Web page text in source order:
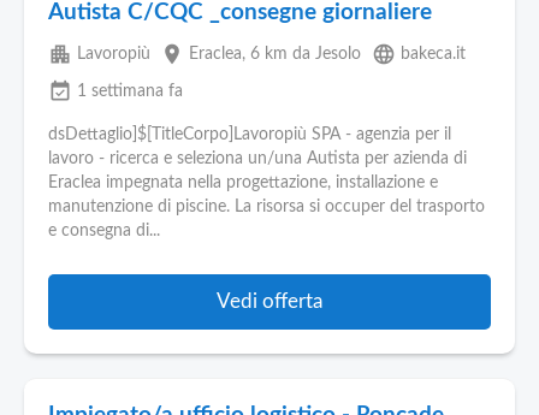
Autista C/CQC _consegne giornaliere
apartment Lavoropiù place Eraclea, 6 km da Jesolo language bakeca.it
event_available 1 settimana fa
dsDettaglio]$[TitleCorpo]Lavoropiù SPA - agenzia per il
lavoro - ricerca e seleziona un/una Autista per azienda di
Eraclea impegnata nella progettazione, installazione e
manutenzione di piscine. La risorsa si occuper del trasporto
e consegna di...
Vedi offerta